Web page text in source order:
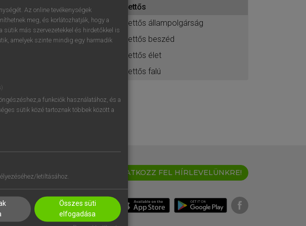
elindításához
ésbelépek.
REGISZTRÁCIÓ
kettős
kettős állampolgárság
kettős beszéd
kettős élet
kettős falú
IRATKOZZ FEL HÍRLEVELÜNKRE!
Az online tevékenységek
meg, és korlátozhatják, hogy a
sütik más szervezetekkel és hirdetőkkel is
amelyek szinte mindig egy harmadik
funkciók használatához, és a
sütik közé tartoznak többek között a
letiltásához.
Összes süti
elfogadása